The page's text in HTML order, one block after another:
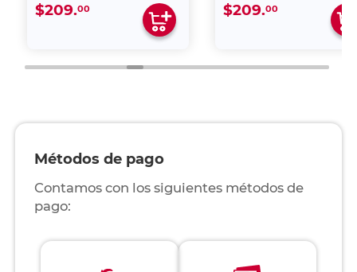
$209.00 $209.00
Métodos de pago
Contamos con los siguientes métodos de
pago: